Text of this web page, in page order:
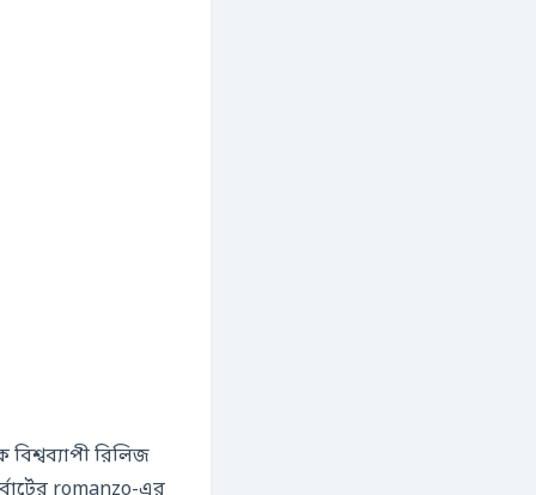
রিলিজ